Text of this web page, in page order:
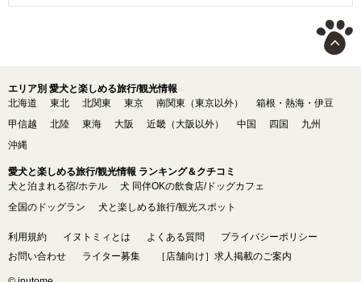
エリア別 愛犬と楽しめる旅行/観光情報
北海道
東北 北関東 東京 南関東（東京以外）
箱根・熱海・伊豆
甲信越
北陸 東海 大阪 近畿（大阪以外） 中国 四国
九州
沖縄
愛犬と楽しめる旅行/観光情報 ランキング＆クチコミ
犬と泊まれる宿/ホテル
犬 同伴OKの飲食店/ドッグカフェ
全国のドッグラン
犬と楽しめる旅行/観光スポット
利用規約 イヌトミィとは よくある質問
プライバシーポリシー
お問い合わせ
ライター募集 ［店舗向け］求人掲載のご案内